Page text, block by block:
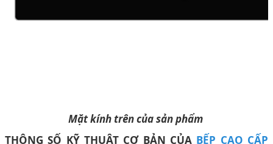
Mặt kính trên của sản phẩm
THÔNG SỐ KỸ THUẬT CƠ BẢN CỦA BẾP CAO CẤP